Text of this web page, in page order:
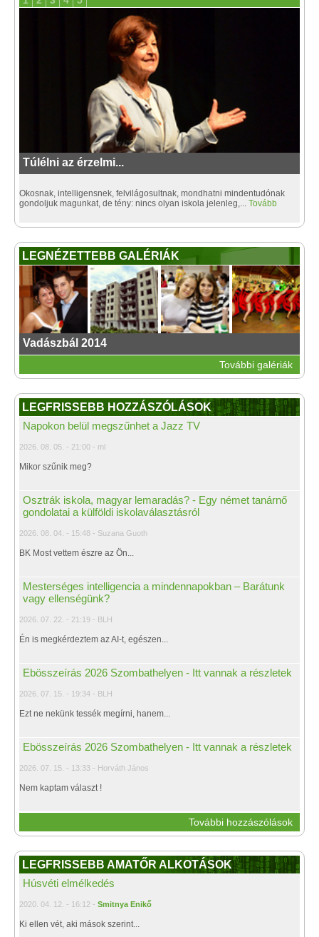
Túlélni az érzelmi...
Okosnak, intelligensnek, felvilágosultnak, mondhatni mindentudónak
gondoljuk magunkat, de tény: nincs olyan iskola jelenleg,... Tovább
LEGNÉZETTEBB GALÉRIÁK
Vadászbál 2014
További galériák
LEGFRISSEBB HOZZÁSZÓLÁSOK
Napokon belül megszűnhet a Jazz TV
2026. 08. 05. - 21:00 - ml
Mikor szűnik meg?
Osztrák iskola, magyar lemaradás? - Egy német tanárnő
gondolatai a külföldi iskolaválasztásról
2026. 08. 04. - 15:48 - Suzana Guoth
BK Most vettem észre az Ön...
Mesterséges intelligencia a mindennapokban – Barátunk
vagy ellenségünk?
2026. 07. 22. - 21:19 - BLH
Én is megkérdeztem az AI-t, egészen...
Ebösszeírás 2026 Szombathelyen - Itt vannak a részletek
2026. 07. 15. - 19:34 - BLH
Ezt ne nekünk tessék megírni, hanem...
Ebösszeírás 2026 Szombathelyen - Itt vannak a részletek
2026. 07. 15. - 13:33 - Horváth János
Nem kaptam választ !
További hozzászólások
LEGFRISSEBB AMATŐR ALKOTÁSOK
Húsvéti elmélkedés
2020. 04. 12. - 16:12 - Smitnya Enikő
Ki ellen vét, aki mások szerint...